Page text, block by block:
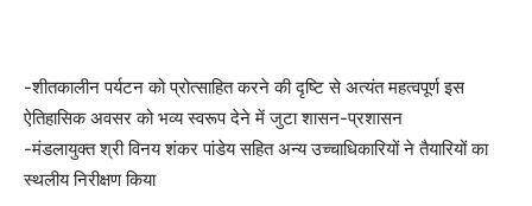
-शीतकालीन पर्यटन को प्रोत्साहित करने की दृष्टि से अत्यंत महत्वपूर्ण इस
ऐतिहासिक अवसर को भव्य स्वरूप देने में जुटा शासन-प्रशासन
-मंडलायुक्त श्री विनय शंकर पांडेय सहित अन्य उच्चाधिकारियों ने तैयारियों का
स्थलीय निरीक्षण किया